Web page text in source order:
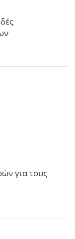
για τους